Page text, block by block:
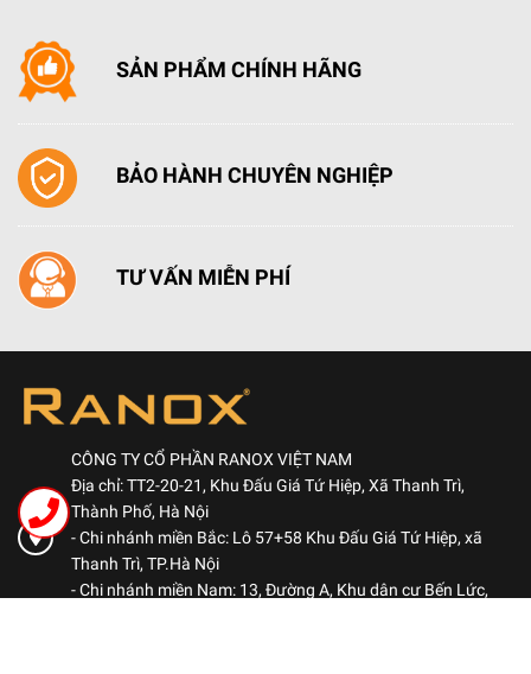
khô, khử trùng đến 99,99% bảo vệ sức khỏe cho người
sử dụng. Hệ thống lọc tự động làm sạch cho từng
THÔNG SỐ KỸ THUẬT
SẢN PHẨM CHÍNH HÃNG
BẢO HÀNH CHUYÊN NGHIỆP
TƯ VẤN MIỄN PHÍ
CÔNG TY CỔ PHẦN RANOX VIỆT NAM
Địa chỉ: TT2-20-21, Khu Đấu Giá Tứ Hiệp, Xã Thanh Trì,
Thành Phố, Hà Nội
- Chi nhánh miền Bắc: Lô 57+58 Khu Đấu Giá Tứ Hiệp, xã
Thanh Trì, TP.Hà Nội
- Chi nhánh miền Nam: 13, Đường A, Khu dân cư Bến Lức,